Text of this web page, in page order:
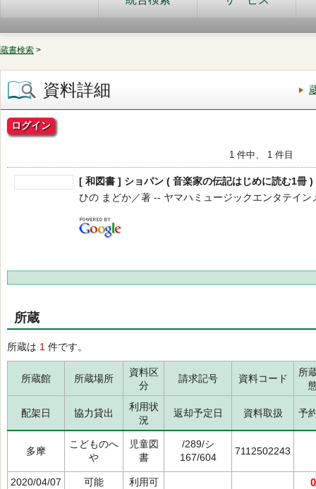
蔵書検索 >
資料詳細
ログイン
1 件中、 1 件目
[ 和図書 ] ショパン ( 音楽家の伝記はじめに読む1冊 )
ひの まどか／著 -- ヤマハミュージックエンタテイ
所蔵
所蔵は 1 件です。
所蔵館 所蔵場所
資料区
分
請求記号 資料コード
所
配架日 協力貸出
利用状
況
返却予定日 資料取扱 予
多摩
こどものへ
や
児童図
書
/289/シ
167/604
7112502243
2020/04/07 可能 利用可 0